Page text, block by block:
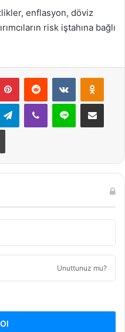
enflasyon, döviz
risk iştahına bağlı
PinterestReddit VKontakte
TelegramViber Line E-Posta ile
Yazdır
Unuttunuz mu?